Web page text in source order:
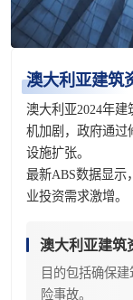
澳大利亚建筑
澳大利亚2024年
机加剧，政府通过
设施扩张。
最新ABS数据显示
业投资需求激增。
澳大利亚建筑
目的包括确保
险事故。